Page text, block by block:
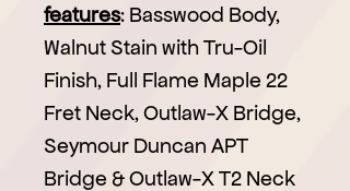
features: Basswood Body,
Walnut Stain with Tru-Oil
Finish, Full Flame Maple 22
Fret Neck, Outlaw-X Bridge,
Seymour Duncan APT
Bridge & Outlaw-X T2 Neck